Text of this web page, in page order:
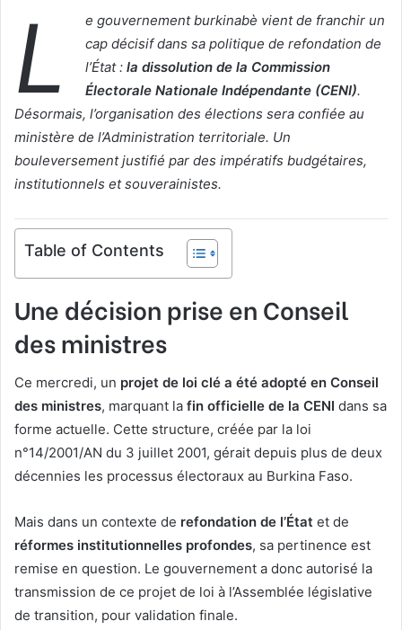
L
e gouvernement burkinabè vient de franchir un
cap décisif dans sa politique de refondation de
l’État : la dissolution de la Commission
Électorale Nationale Indépendante (CENI).
Désormais, l’organisation des élections sera confiée au
ministère de l’Administration territoriale. Un
bouleversement justifié par des impératifs budgétaires,
institutionnels et souverainistes.
Table of Contents
Une décision prise en Conseil
des ministres
Ce mercredi, un projet de loi clé a été adopté en Conseil
des ministres, marquant la fin officielle de la CENI dans sa
forme actuelle. Cette structure, créée par la loi
n°14/2001/AN du 3 juillet 2001, gérait depuis plus de deux
décennies les processus électoraux au Burkina Faso.
Mais dans un contexte de refondation de l’État et de
réformes institutionnelles profondes, sa pertinence est
remise en question. Le gouvernement a donc autorisé la
transmission de ce projet de loi à l’Assemblée législative
de transition, pour validation finale.